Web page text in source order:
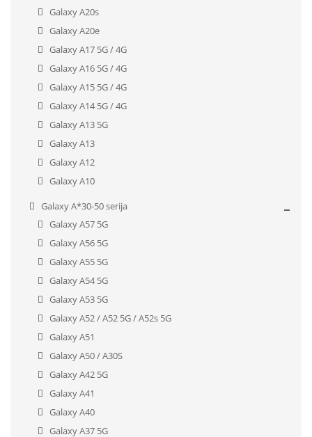
Galaxy A20s
Galaxy A20e
Galaxy A17 5G / 4G
Galaxy A16 5G / 4G
Galaxy A15 5G / 4G
Galaxy A14 5G / 4G
Galaxy A13 5G
Galaxy A13
Galaxy A12
Galaxy A10
Galaxy A*30-50 serija
Galaxy A57 5G
Galaxy A56 5G
Galaxy A55 5G
Galaxy A54 5G
Galaxy A53 5G
Galaxy A52 / A52 5G / A52s 5G
Galaxy A51
Galaxy A50 / A30S
Galaxy A42 5G
Galaxy A41
Galaxy A40
Galaxy A37 5G